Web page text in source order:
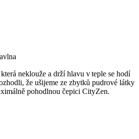
neklouže a drží hlavu v teple se hodí
že ušijeme ze zbytků pudrové látky
pohodlnou čepici CityZen.